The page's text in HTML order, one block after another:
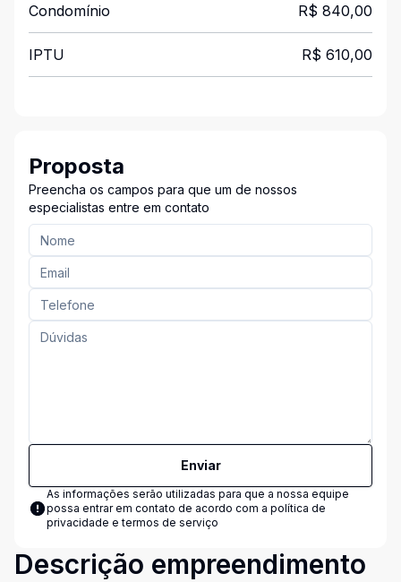
Condomínio R$ 840,00
IPTU R$ 610,00
Proposta
Preencha os campos para que um de nossos
especialistas entre em contato
Enviar
As informações serão utilizadas para que a nossa equipe
possa entrar em contato de acordo com a política de
privacidade e termos de serviço
Descrição empreendimento